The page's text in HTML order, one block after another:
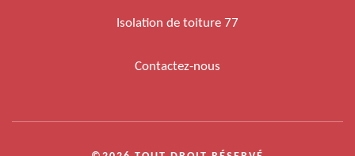
Isolation de toiture 77
Contactez-nous